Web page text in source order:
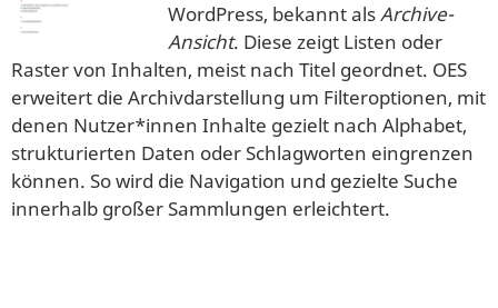
WordPress, bekannt alsArchive-
Ansicht. Diese zeigt Listen oder
Raster von Inhalten, meist nach Titel geordnet. OES
erweitert die Archivdarstellung um Filteroptionen, mit
denen Nutzer*innen Inhalte gezielt nach Alphabet,
strukturierten Daten oder Schlagworten eingrenzen
können. So wird die Navigation und gezielte Suche
innerhalb großer Sammlungen erleichtert.